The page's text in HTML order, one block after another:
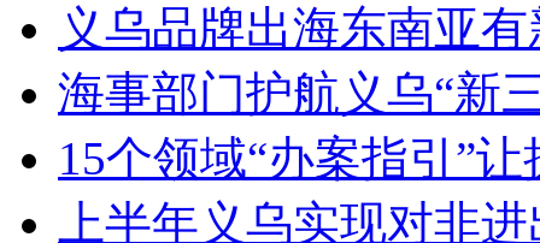
义乌品牌出海东南亚
海事部门护航义乌“新
15个领域“办案指引”
上半年义乌实现对非